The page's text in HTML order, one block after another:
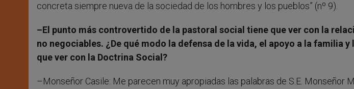
concreta siempre nueva de la sociedad de los hombres y los pueblos” (nº 9).
–El punto más controvertido de la pastoral social tiene que ver con la
no negociables. ¿De qué modo la defensa de la vida, el apoyo a la familia
que ver con la Doctrina Social?
–Monseñor Casile: Me parecen muy apropiadas las palabras de S.E. Monseñor